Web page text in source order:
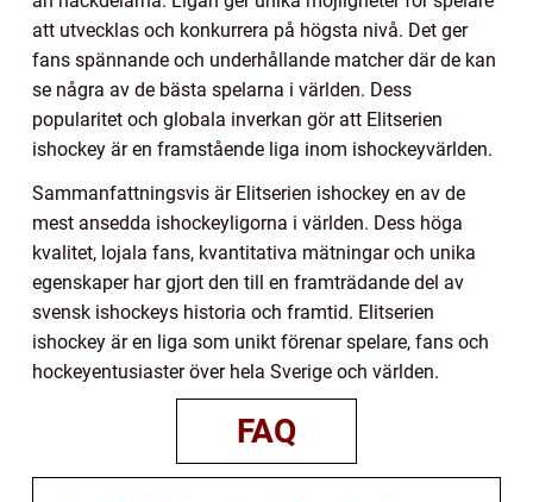
att utvecklas och konkurrera på högsta nivå. Det ger
fans spännande och underhållande matcher där de kan
se några av de bästa spelarna i världen. Dess
popularitet och globala inverkan gör att Elitserien
ishockey är en framstående liga inom ishockeyvärlden.
Sammanfattningsvis är Elitserien ishockey en av de
mest ansedda ishockeyligorna i världen. Dess höga
kvalitet, lojala fans, kvantitativa mätningar och unika
egenskaper har gjort den till en framträdande del av
svensk ishockeys historia och framtid. Elitserien
ishockey är en liga som unikt förenar spelare, fans och
hockeyentusiaster över hela Sverige och världen.
FAQ